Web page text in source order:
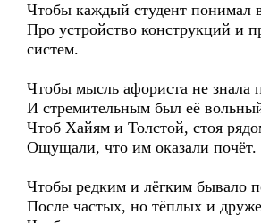
Чтобы каждый студент понимал
Про устройство конструкций и
систем.
Чтобы мысль афориста не знала
И стремительным был её
Чтоб Хайям и Толстой, стоя
Ощущали, что им оказали почёт.
Чтобы редким и лёгким бывало
После частых, но тёплых и